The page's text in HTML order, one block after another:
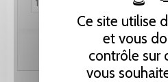
Ce site utilise
et vous
contrôle sur
vous
Ajouter au